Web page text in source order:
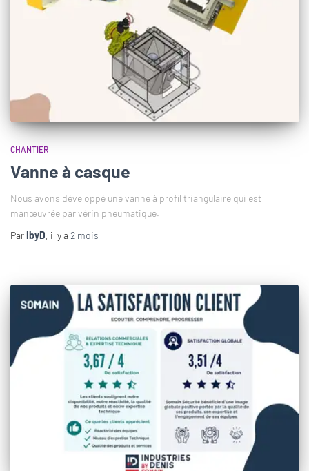
CHANTIER
Vanne à casque
Nous avons développé une vanne à profil triangulaire qui est
manœuvrée par vérin pneumatique.
ParIbyD, il y a 2 mois